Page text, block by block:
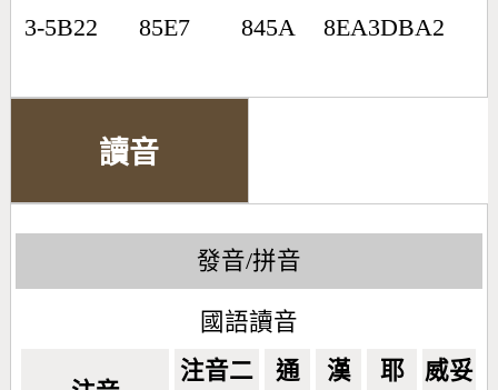
3-5B22 85E7 845A 8EA3DBA2
讀音
發音/拼音
國語讀音
注音二 通 漢 耶 威妥